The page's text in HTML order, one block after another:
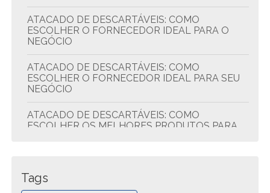
ATACADO DE DESCARTÁVEIS: COMO
ESCOLHER O FORNECEDOR IDEAL PARA O
NEGÓCIO
ATACADO DE DESCARTÁVEIS: COMO
ESCOLHER O FORNECEDOR IDEAL PARA SEU
NEGÓCIO
ATACADO DE DESCARTÁVEIS: COMO
ESCOLHER OS MELHORES PRODUTOS PARA
ECONOMIZAR E COMPRAR MELHOR
Tags